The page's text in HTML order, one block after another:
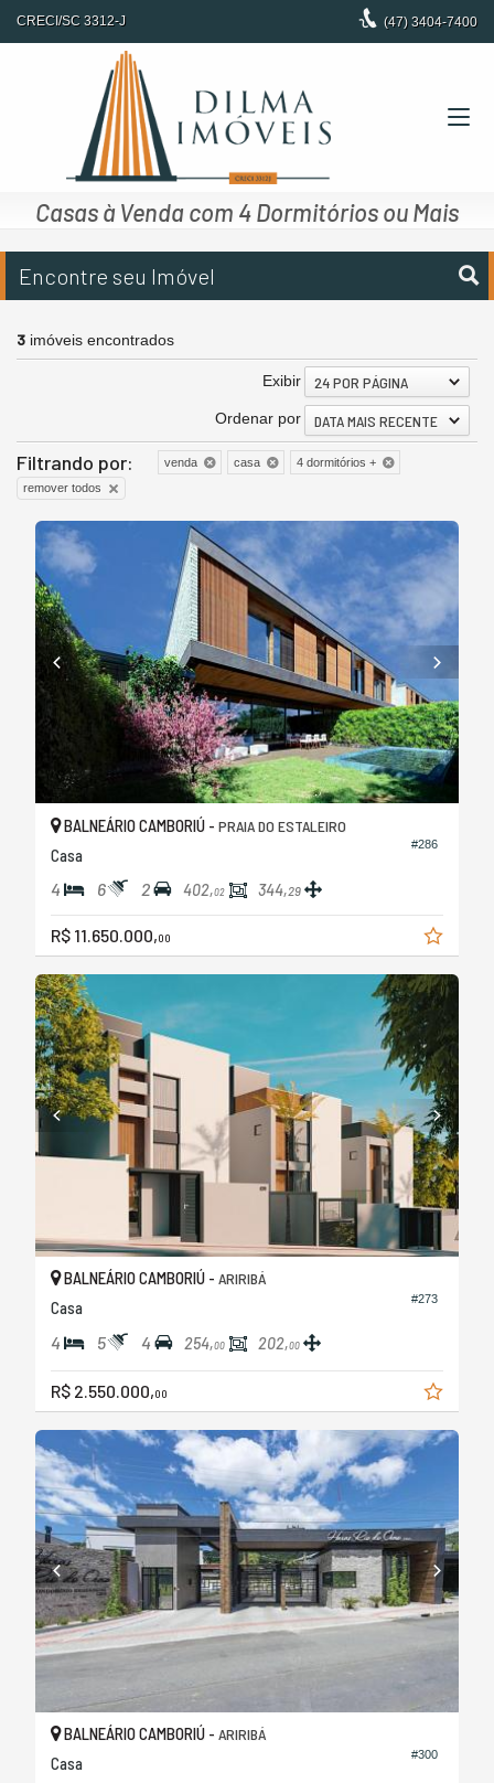
CRECI/SC 3312-J (47) 3404-7400
Casas à Venda com 4 Dormitórios ou Mais
Encontre seu Imóvel
3 imóveis encontrados
Exibir 24 POR PÁGINA
Ordenar por DATA MAIS RECENTE
Filtrando por: venda casa
4 dormitórios +
remover todos
#286
BALNEÁRIO CAMBORIÚ - PRAIA DO ESTALEIRO
Casa
4 6 2 402,02 344,29
R$ 11.650.000,00
#273
BALNEÁRIO CAMBORIÚ - ARIRIBÁ
Casa
4 5 4 254,00 202,00
R$ 2.550.000,00
#300
BALNEÁRIO CAMBORIÚ - ARIRIBÁ
Casa